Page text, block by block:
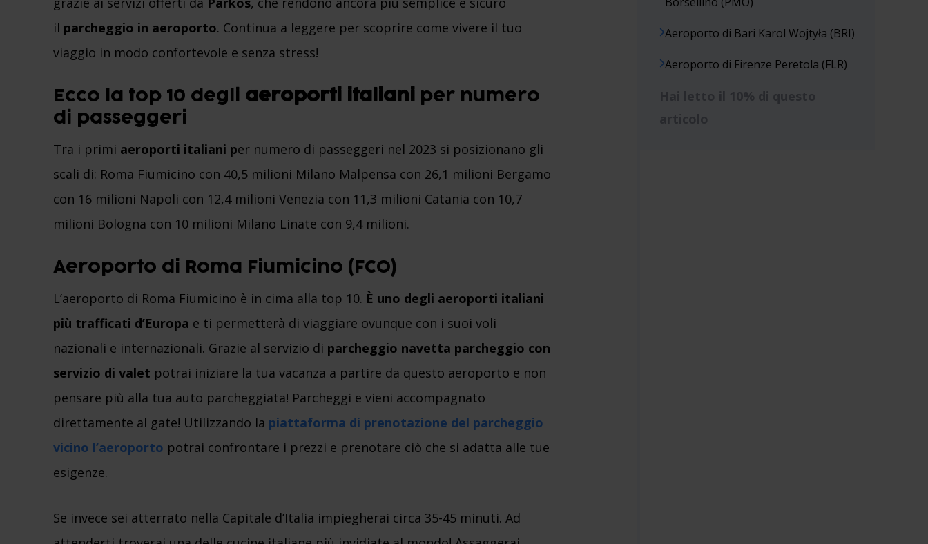
il parcheggio in aeroporto. Continua a leggere per scoprire come vivere il tuo
viaggio in modo confortevole e senza stress!
Ecco la top 10 degli aeroporti italiani
per numero
di passeggeri
Tra i primi aeroporti italiani per numero di passeggeri nel 2023 si posizionano gli
scali di: Roma Fiumicino con 40,5 milioni Milano Malpensa con 26,1 milioni Bergamo
con 16 milioni Napoli con 12,4 milioni Venezia con 11,3 milioni Catania con 10,7
milioni Bologna con 10 milioni Milano Linate con 9,4 milioni.
Aeroporto di Roma Fiumicino (FCO)
L’aeroporto di Roma Fiumicino è in cima alla top 10. È uno degli aeroporti italiani
più trafficati d’Europa e ti permetterà di viaggiare ovunque con i suoi voli
nazionali e internazionali. Grazie al servizio di parcheggio navetta parcheggio con
servizio di valet potrai iniziare la tua vacanza a partire da questo aeroporto e non
pensare più alla tua auto parcheggiata! Parcheggi e vieni accompagnato
direttamente al gate! Utilizzando la piattaforma di prenotazione del parcheggio
vicino l’aeroporto potrai confrontare i prezzi e prenotare ciò che si adatta alle tue
esigenze.
Se invece sei atterrato nella Capitale d’Italia impiegherai circa 35-45 minuti. Ad
Aeroporto di Bari Karol Wojtyła (BRI)
Aeroporto di Firenze Peretola (FLR)